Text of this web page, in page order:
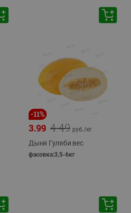
-11%
4.49
3.99 руб./кг
Дыня Гуляби вес
фасовка:3,5-6кг